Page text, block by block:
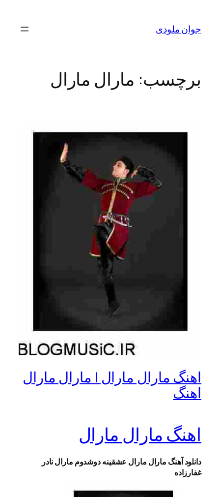
محتواجوان ملودی
برچسب: مارال مارال
اهنگ مارال مارال | مارال مارال
اهنگ
اهنگ مارال مارال
دانلود آهنگ مارال مارال عشقینه دوشدوم مارال نادر
غفارزاده